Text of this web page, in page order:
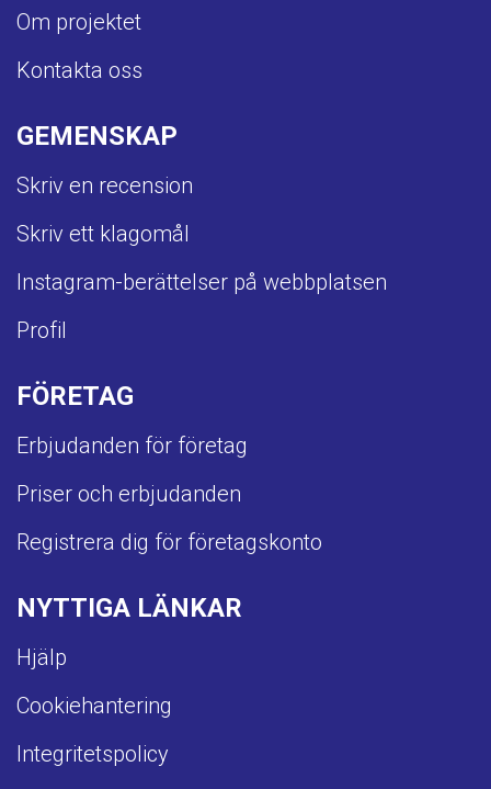
Om projektet
Kontakta oss
GEMENSKAP
Skriv en recension
Skriv ett klagomål
Instagram-berättelser på webbplatsen
Profil
FÖRETAG
Erbjudanden för företag
Priser och erbjudanden
Registrera dig för företagskonto
NYTTIGA LÄNKAR
Hjälp
Cookiehantering
Integritetspolicy